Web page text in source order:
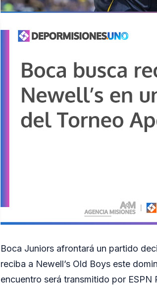
Boca Juniors afrontará un partido
reciba a Newell’s Old Boys este
encuentro será transmitido por